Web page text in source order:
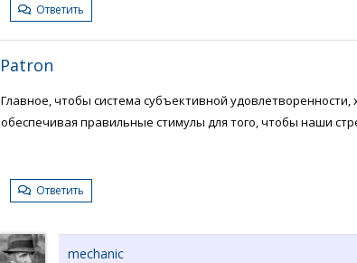
Ответить
Patron
Главное, чтобы система субъективной
обеспечивая правильные стимулы для того, чтобы наши
Ответить
mechanic